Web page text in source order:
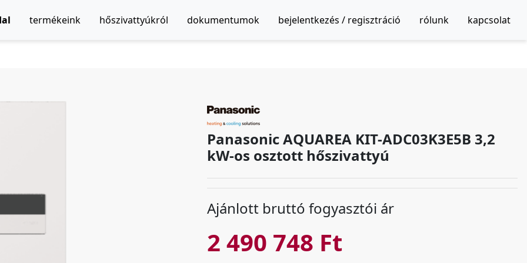
termékeink hőszivattyúkról dokumentumok bejelentkezés / regisztráció rólunk kapcsolat
Panasonic AQUAREA KIT-ADC03K3E5B 3,2
kW-os osztott hőszivattyú
Ajánlott bruttó fogyasztói ár
2 490 748 Ft